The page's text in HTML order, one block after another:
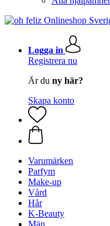
Logga in
Registrera nu
Är du ny här?
Skapa konto
Varumärken
Parfym
Make-up
Vård
Hår
K-Beauty
Män